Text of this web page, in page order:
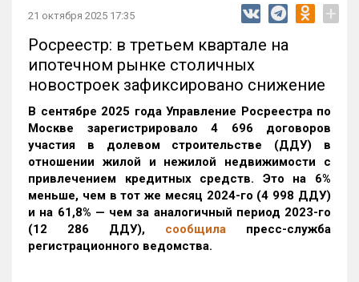
21 октября 2025 17:35 +
Росреестр: в третьем квартале на
ипотечном рынке столичных
новостроек зафиксировано снижение
В сентябре 2025 года Управление Росреестра по
Москве зарегистрировало 4 696 договоров
участия в долевом строительстве (ДДУ) в
отношении жилой и нежилой недвижимости с
привлечением кредитных средств. Это на 6%
меньше, чем в тот же месяц 2024-го (4 998 ДДУ)
и на 61,8% — чем за аналогичный период 2023-го
(12 286 ДДУ), сообщила пресс-служба
регистрационного ведомства.